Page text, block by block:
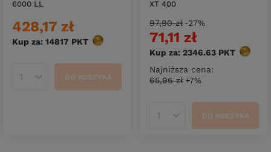
6000 LL
428,17 zł
Kup za: 14817 PKT punktów
Ilość produktówDO KOSZYKA
XT 400
71,11 zł
Kup za: 2346.63 PKT
Najniższa cena:
65,96 zł +7%
97,90 zł -27%
Ilość produktówDO KOSZYKA